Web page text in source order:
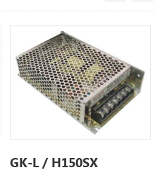
GK-L / H150SX